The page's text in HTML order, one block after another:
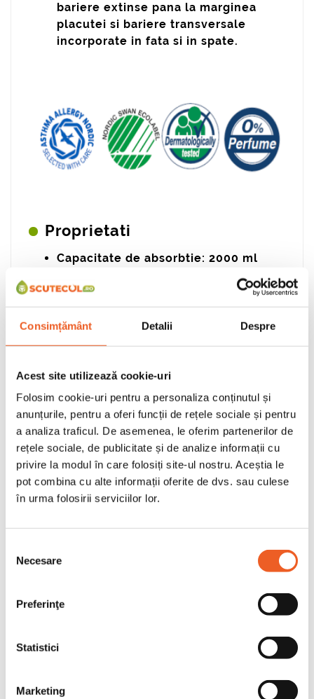
Consimțământ Detalii Despre
Acest site utilizează cookie-uri
Folosim cookie-uri pentru a personaliza conținutul și
anunțurile, pentru a oferi funcții de rețele sociale și pentru
a analiza traficul. De asemenea, le oferim partenerilor de
rețele sociale, de publicitate și de analize informații cu
privire la modul în care folosiți site-ul nostru. Aceștia le
pot combina cu alte informații oferite de dvs. sau culese
în urma folosirii serviciilor lor.
consimțământului
Necesare
Preferinţe
Statistici
Marketing
bariere extinse pana la marginea
placutei si bariere transversale
incorporate in fata si in spate.
Proprietati
Capacitate de absorbtie: 2000 ml
Dimensiuni: 73 cm x 37 cm
Sistem unic de aerisire Air Plus
Moi pentru piele si produse din
materiale de inalta calitate
Sistem unic de absorbtie a umezelii,
pentru o piele uscata si o absorbtie
rapida
Sistem unic de absorbtie a mirosului,
pentru eliminarea mirosurilor
neplacute
Grila de capacitate de absorbtie a
pozitionarea in grila sau daca a fost
Gama completa de niveluri de
incontinenta